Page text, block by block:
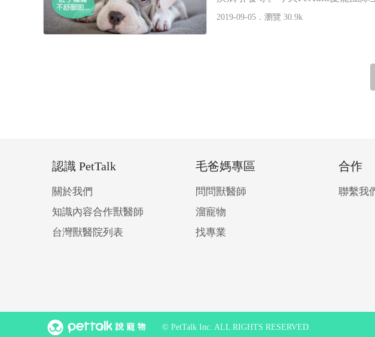
2019-09-05． 瀏覽 30.9k
認識 PetTalk
關於我們
知識內容合作獸醫師
台灣獸醫院列表
毛爸媽專區
問問獸醫師
溜寵物
找專業
合作
聯繫我
© PetTalk Inc. ALL RIGHTS RESERVED.